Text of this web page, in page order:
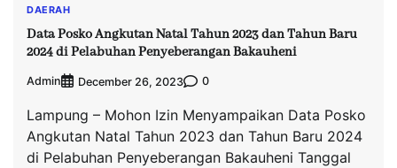
DAERAH
Data Posko Angkutan Natal Tahun 2023 dan Tahun Baru
2024 di Pelabuhan Penyeberangan Bakauheni
Admin December 26, 2023 0
Lampung – Mohon Izin Menyampaikan Data Posko
Angkutan Natal Tahun 2023 dan Tahun Baru 2024
di Pelabuhan Penyeberangan Bakauheni Tanggal